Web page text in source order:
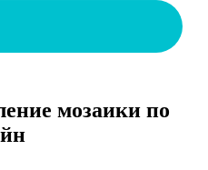
мозаики по